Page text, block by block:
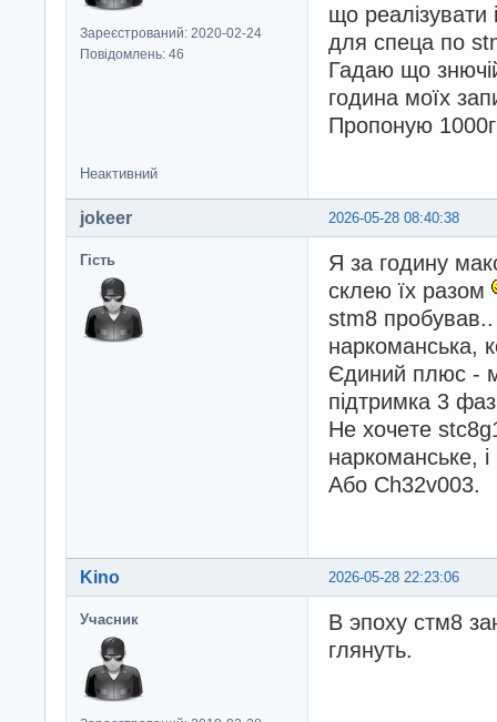
Зареєстрований: 2020-02-24
Повідомлень: 46
що
для спеца по
Гадаю що
година моїх
Пропоную
Неактивний
2026-05-28 08:40:38
jokeer
Гість
Я за годину
склею їх разом
stm8 пробував..
наркоманська,
Єдиний плюс -
підтримка 3
Не хочeте
наркоманське,
Або Ch32v003.
2026-05-28 22:23:06
Kino
Учасник
В эпоху стм8
глянуть.